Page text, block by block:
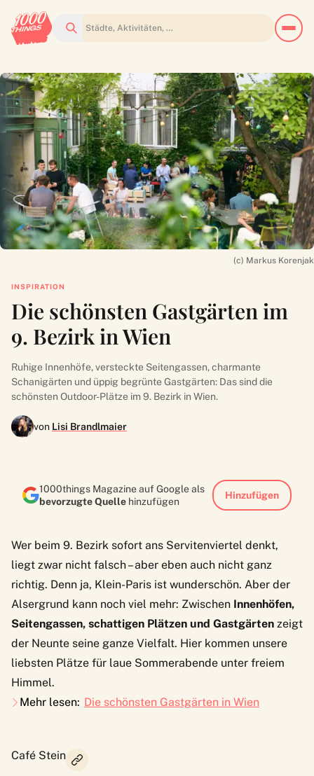
Suchen
(c) Markus Korenjak
INSPIRATION
Die schönsten Gastgärten im
9. Bezirk in Wien
Ruhige Innenhöfe, versteckte Seitengassen, charmante
Schanigärten und üppig begrünte Gastgärten: Das sind die
schönsten Outdoor-Plätze im 9. Bezirk in Wien.
von Lisi Brandlmaier
1000things Magazine auf Google als
bevorzugte Quelle hinzufügen
Hinzufügen
Wer beim 9. Bezirk sofort ans Servitenviertel denkt,
liegt zwar nicht falsch – aber eben auch nicht ganz
richtig. Denn ja, Klein-Paris ist wunderschön. Aber der
Alsergrund kann noch viel mehr: Zwischen Innenhöfen,
Seitengassen, schattigen Plätzen und Gastgärten zeigt
der Neunte seine ganze Vielfalt. Hier kommen unsere
liebsten Plätze für laue Sommerabende unter freiem
Himmel.
Mehr lesen: Die schönsten Gastgärten in Wien
Café Stein